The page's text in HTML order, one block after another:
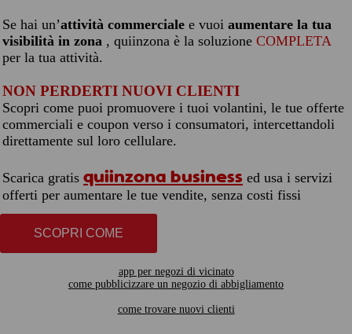
Se hai un’attività commerciale e vuoi aumentare la tua
visibilità in zona , quiinzona è la soluzione COMPLETA
per la tua attività.
NON PERDERTI NUOVI CLIENTI
Scopri come puoi promuovere i tuoi volantini, le tue offerte
commerciali e coupon verso i consumatori, intercettandoli
direttamente sul loro cellulare.
Scarica gratis quiinzona business ed usa i servizi
offerti per aumentare le tue vendite, senza costi fissi
SCOPRI COME
app per negozi di vicinato
come pubblicizzare un negozio di abbigliamento
come trovare nuovi clienti